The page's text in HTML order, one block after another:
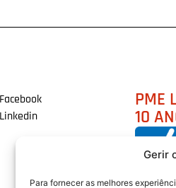
Gerir
Para fornecer as melhores
Facebook
Linkedin
PME
10